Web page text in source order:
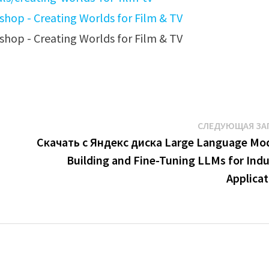
СЛЕДУЮЩАЯ
Скачать с Яндекс диска Large Language
Building and Fine-Tuning LLMs for